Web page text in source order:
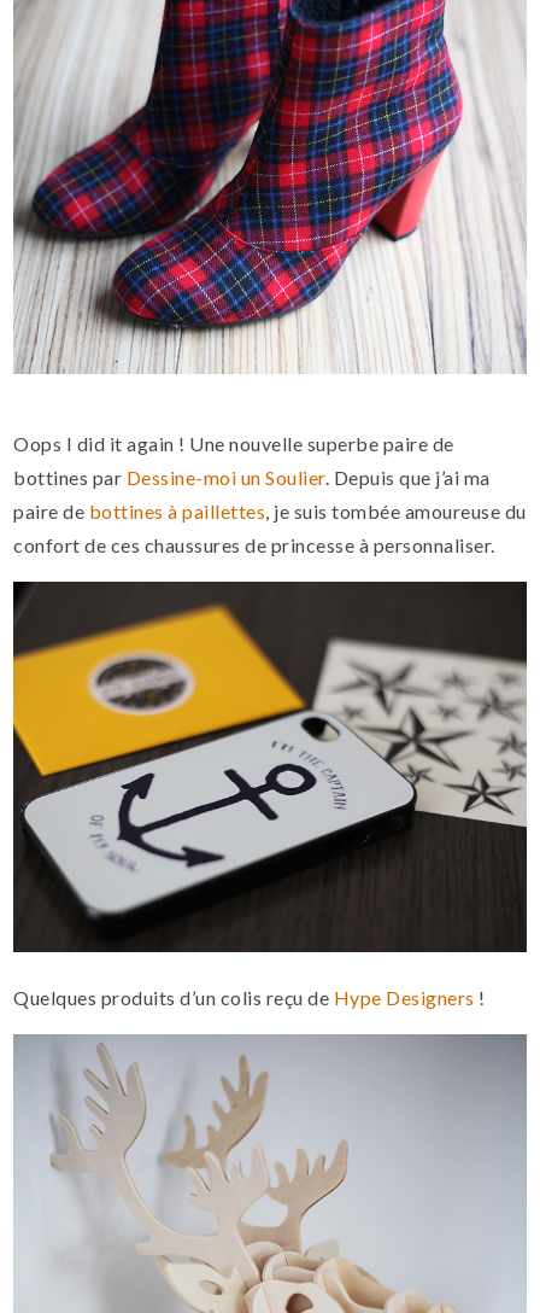
Oops I did it again ! Une nouvelle superbe paire de
bottines par Dessine-moi un Soulier. Depuis que j’ai ma
paire de bottines à paillettes, je suis tombée amoureuse du
confort de ces chaussures de princesse à personnaliser.
Quelques produits d’un colis reçu de Hype Designers !